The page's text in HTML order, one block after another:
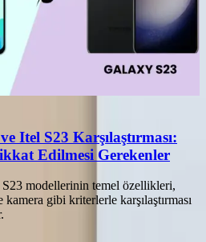
Itel S23 Karşılaştırması:
Edilmesi Gerekenler
modellerinin temel özellikleri,
gibi kriterlerle karşılaştırması